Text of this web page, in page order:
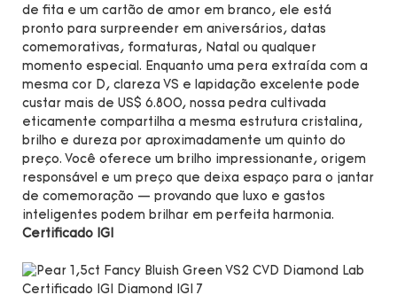
de fita e um cartão de amor em branco, ele está
pronto para surpreender em aniversários, datas
comemorativas, formaturas, Natal ou qualquer
momento especial. Enquanto uma pera extraída com a
mesma cor D, clareza VS e lapidação excelente pode
custar mais de US$ 6.800, nossa pedra cultivada
eticamente compartilha a mesma estrutura cristalina,
brilho e dureza por aproximadamente um quinto do
preço. Você oferece um brilho impressionante, origem
responsável e um preço que deixa espaço para o jantar
de comemoração — provando que luxo e gastos
inteligentes podem brilhar em perfeita harmonia.
Certificado IGI